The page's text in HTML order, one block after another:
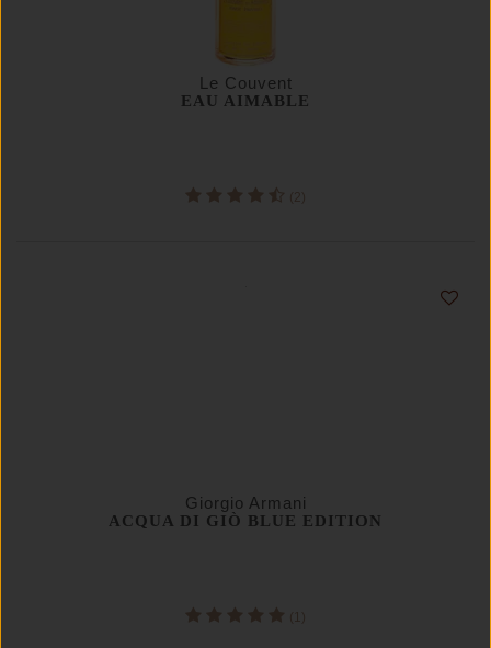
Le Couvent
EAU AIMABLE
(2)
Giorgio Armani
ACQUA DI GIÒ BLUE EDITION
(1)